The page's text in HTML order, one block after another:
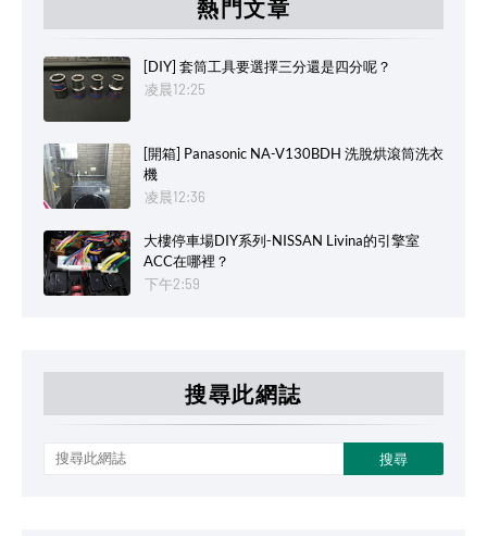
熱門文章
[DIY] 套筒工具要選擇三分還是四分呢？
凌晨12:25
[開箱] Panasonic NA-V130BDH 洗脫烘滾筒洗衣
機
凌晨12:36
大樓停車場DIY系列-NISSAN Livina的引擎室
ACC在哪裡？
下午2:59
搜尋此網誌